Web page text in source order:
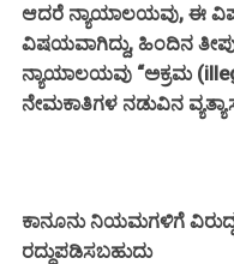
ಆದರೆ ನ್ಯಾಯಾಲಯವು, ಈ
ವಿಷಯವಾಗಿದ್ದು, ಹಿಂದಿನ
ನ್ಯಾಯಾಲಯವು “ಅಕ್ರಮ
ನೇಮಕಾತಿಗಳ ನಡುವಿನ
ಕಾನೂನು ನಿಯಮಗಳಿಗೆ
ರದ್ದುಪಡಿಸಬಹುದು